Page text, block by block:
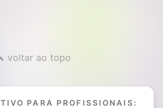
voltar ao topo
PARA PROFISSIONAIS: